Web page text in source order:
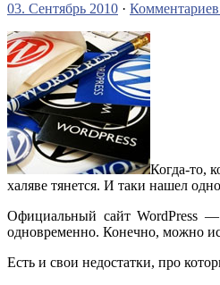
03. Сентябрь 2010 ·
Когда-то,
халяве тянется. И таки нашел
Официальный сайт WordPress —
одновременно. Конечно, можно
Есть и свои недостатки, про